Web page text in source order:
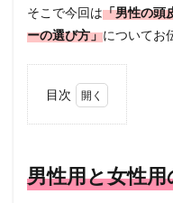
そこで今回は「男性の頭
ーの選び方」についてお
目次
女性
用の
男性用と女性